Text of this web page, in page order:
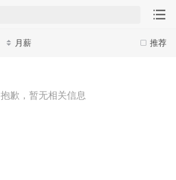
推荐
月薪
抱歉，暂无相关信息